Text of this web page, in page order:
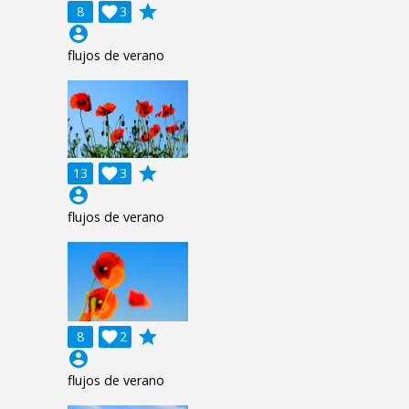
8 3

grade
account_circle
flujos de verano
13 3

grade
account_circle
flujos de verano
8 2

grade
account_circle
flujos de verano